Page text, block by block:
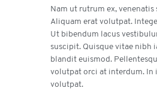
Nam ut rutrum ex,
Aliquam erat volutpat.
Ut bibendum lacus
suscipit. Quisque vitae nibh
blandit euismod.
volutpat orci at interdum. In
volutpat.